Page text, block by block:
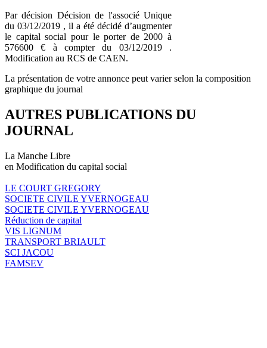
Par décision Décision de l'associé Unique
du 03/12/2019 , il a été décidé d’augmenter
le capital social pour le porter de 2000 à
576600 € à compter du 03/12/2019 .
Modification au RCS de CAEN.
La présentation de votre annonce peut varier selon la composition
graphique du journal
AUTRES PUBLICATIONS DU
JOURNAL
La Manche Libre
en Modification du capital social
LE COURT GREGORY
SOCIETE CIVILE YVERNOGEAU
SOCIETE CIVILE YVERNOGEAU
Réduction de capital
VIS LIGNUM
TRANSPORT BRIAULT
SCI JACOU
FAMSEV